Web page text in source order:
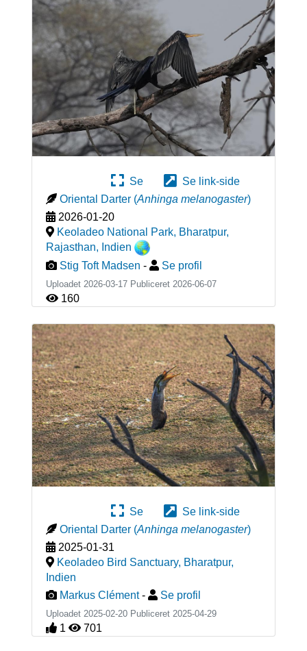
Se
Se link-side
Oriental Darter (Anhinga melanogaster)
2026-01-20
Keoladeo National Park, Bharatpur,
Rajasthan, Indien
Stig Toft Madsen - Se profil
Uploadet 2026-03-17 Publiceret 2026-06-07
160
Se
Se link-side
Oriental Darter (Anhinga melanogaster)
2025-01-31
Keoladeo Bird Sanctuary, Bharatpur,
Indien
Markus Clément - Se profil
Uploadet 2025-02-20 Publiceret 2025-04-29
1 701